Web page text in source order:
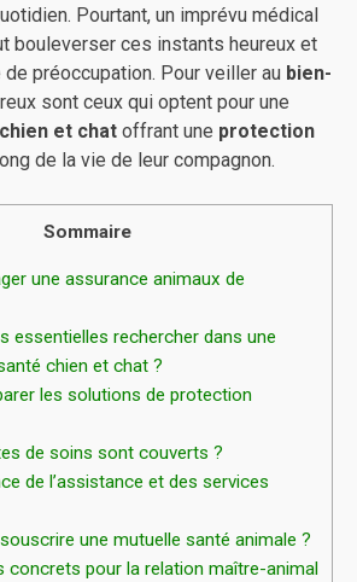
Pourtant, un imprévu médical
bouleverser ces instants heureux et
préoccupation. Pour veiller au bien-
sont ceux qui optent pour une
et chat offrant une protection
de la vie de leur compagnon.
Sommaire
une assurance animaux de
essentielles rechercher dans une
chien et chat ?
les solutions de protection
de soins sont couverts ?
de l’assistance et des services
une mutuelle santé animale ?
concrets pour la relation maître-animal